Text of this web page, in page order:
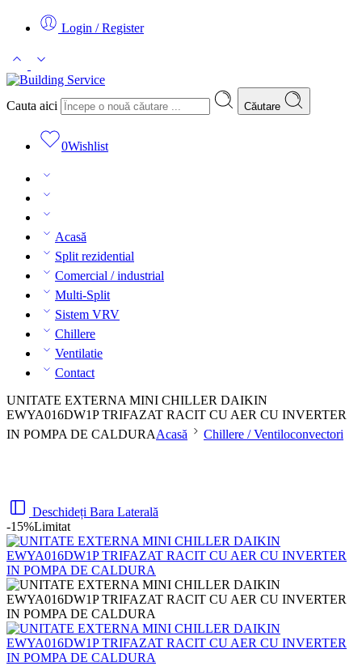
Login / Register
Cauta aici Căutare
0Wishlist
Acasă
Split rezidential
Comercial / industrial
Multi-Split
Sistem VRV
Chillere
Ventilatie
Contact
UNITATE EXTERNA MINI CHILLER DAIKIN
EWYA016DW1P TRIFAZAT RACIT CU AER CU INVERTER
IN POMPA DE CALDURAAcasă Chillere / Ventiloconvectori
Deschideți Bara Laterală
-15%Limitat